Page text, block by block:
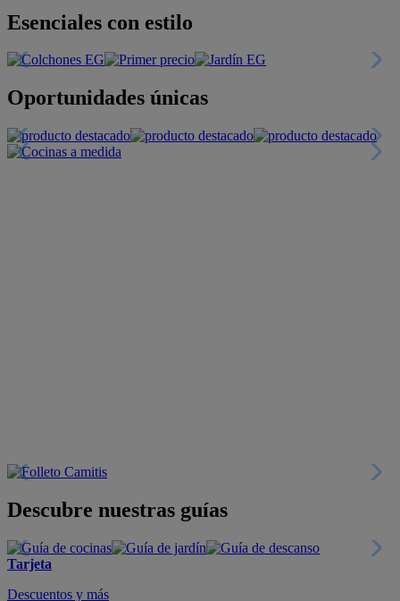
Esenciales con estilo
Oportunidades únicas
Descubre nuestras guías
Tarjeta
Descuentos y más